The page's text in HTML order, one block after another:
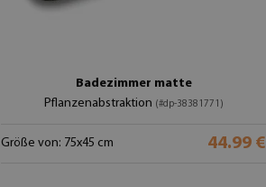
Badezimmer matte
Pflanzenabstraktion (#dp-38381771)
Größe von: 75x45 cm 44.99 €